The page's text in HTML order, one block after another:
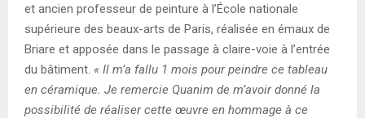
et ancien professeur de peinture à l’École nationale
supérieure des beaux-arts de Paris, réalisée en émaux de
Briare et apposée dans le passage à claire-voie à l’entrée
du bâtiment. « Il m’a fallu 1 mois pour peindre ce tableau
en céramique. Je remercie Quanim de m’avoir donné la
possibilité de réaliser cette œuvre en hommage à ce